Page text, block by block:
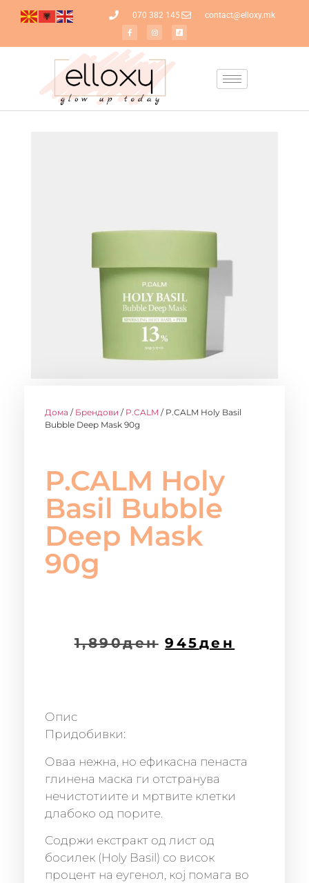
070 382 145 contact@elloxy.mk
Дома / Брендови / P.CALM / P.CALM Holy Basil
Bubble Deep Mask 90g
P.CALM Holy
Basil Bubble
Deep Mask
90g
1,890ден 945ден
Опис
Придобивки:
Оваа нежна, но ефикасна пенаста
глинена маска ги отстранува
нечистотиите и мртвите клетки
длабоко од порите.
Содржи екстракт од лист од
босилек (Holy Basil) со висок
процент на еугенол, кој помага во